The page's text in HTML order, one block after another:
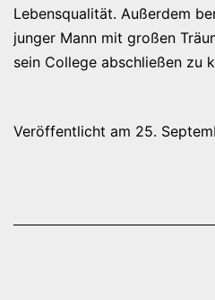
Lebensqualität. Außerdem
junger Mann mit großen
sein College abschließen zu
Veröffentlicht am 25.